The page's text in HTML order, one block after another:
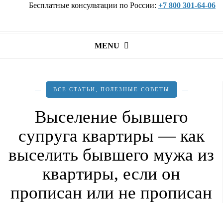
Бесплатные консультации по России: +7 800 301-64-06
MENU
ВСЕ СТАТЬИ ПОЛЕЗНЫЕ СОВЕТЫ
Выселение бывшего
супруга квартиры — как
выселить бывшего мужа из
квартиры, если он
прописан или не прописан